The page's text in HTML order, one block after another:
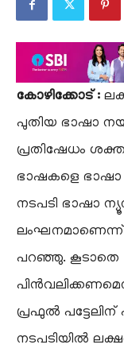
കോഴിക്കോട് :
പുതിയ ഭാഷാ
പ്രതിഷേധം
ഭാഷകളെ ഭാഷാ
നടപടി ഭാഷാ
ലംഘനമാണെന്ന്
പറഞ്ഞു. കൂടാതെ
പ്രഫുൽ പട്ടേലിന്
നടപടിയിൽ